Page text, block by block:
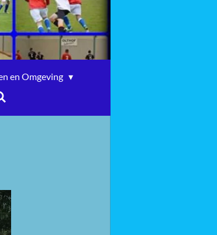
en Omgeving